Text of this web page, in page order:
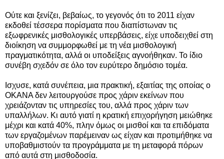
Ούτε και ξενίζει, βεβαίως, το γεγονός ότι το 2011 είχαν
εκδοθεί τέσσερα πορίσματα που διαπίστωναν τις
εξωφρενικές μισθολογικές υπερβάσεις, είχε υποδειχθεί στη
διοίκηση να συμμορφωθεί με τη νέα μισθολογική
πραγματικότητα, αλλά οι υποδείξεις αγνοήθηκαν. Το ίδιο
συνέβη σχεδόν σε όλο τον ευρύτερο δημόσιο τομέα.
Ισχυσε, κατά συνέπεια, μια πρακτική, εξαιτίας της οποίας ο
ΟΚΑΝΑ δεν λειτουργούσε προς χάριν εκείνων που
χρειάζονταν τις υπηρεσίες του, αλλά προς χάριν των
υπαλλήλων. Κι αυτό γιατί η κρατική επιχορήγηση μειώθηκε
μέχρι και κατά 40%, πλην όμως οι μισθοί και τα επιδόματα
των εργαζομένων παρέμειναν ως είχαν και προτιμήθηκε να
υποβαθμιστούν τα προγράμματα με τη μεταφορά πόρων
από αυτά στη μισθοδοσία.